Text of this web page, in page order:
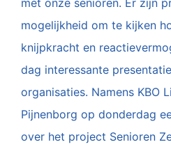
met onze senioren. Er zijn
mogelijkheid om te kijken
knijpkracht en
dag interessante
organisaties. Namens KBO
Pijnenborg op donderdag
over het project Senioren